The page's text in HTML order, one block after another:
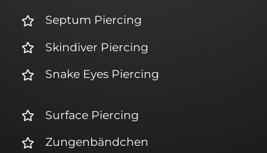
Septum Piercing
Skindiver Piercing
Snake Eyes Piercing
Surface Piercing
Zungenbändchen